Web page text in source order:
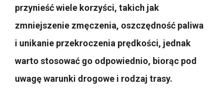
przynieść wiele korzyści, takich jak
zmniejszenie zmęczenia, oszczędność paliwa
i unikanie przekroczenia prędkości, jednak
warto stosować go odpowiednio, biorąc pod
uwagę warunki drogowe i rodzaj trasy.